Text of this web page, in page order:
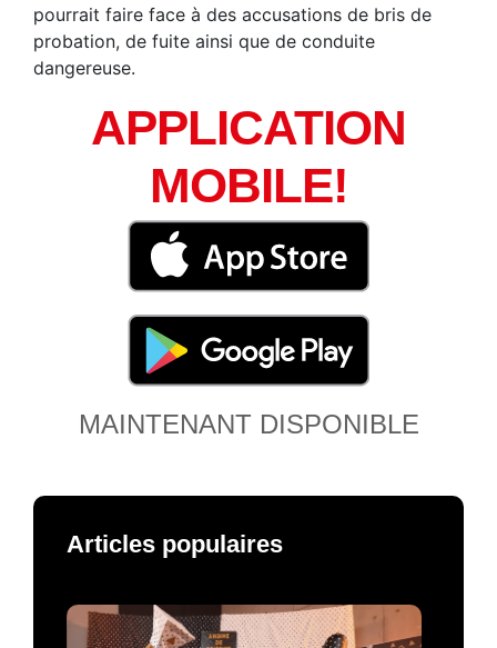
pourrait faire face à des accusations de bris de
probation, de fuite ainsi que de conduite
dangereuse.
APPLICATION
MOBILE!
MAINTENANT DISPONIBLE
Articles populaires